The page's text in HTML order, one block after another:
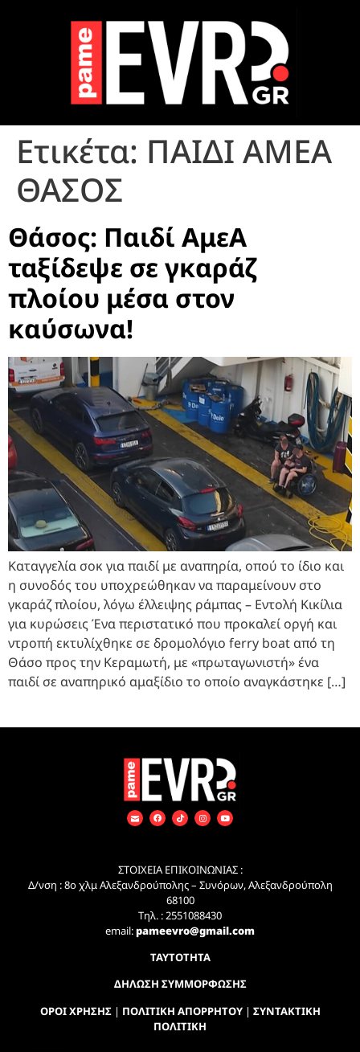
Ετικέτα: ΠΑΙΔΙ ΑΜΕΑ
ΘΑΣΟΣ
Θάσος: Παιδί ΑμεΑ
ταξίδεψε σε γκαράζ
πλοίου μέσα στον
καύσωνα!
Καταγγελία σοκ για παιδί με αναπηρία, οπού το ίδιο και
η συνοδός του υποχρεώθηκαν να παραμείνουν στο
γκαράζ πλοίου, λόγω έλλειψης ράμπας – Εντολή Κικίλια
για κυρώσεις Ένα περιστατικό που προκαλεί οργή και
ντροπή εκτυλίχθηκε σε δρομολόγιο ferry boat από τη
Θάσο προς την Κεραμωτή, με «πρωταγωνιστή» ένα
παιδί σε αναπηρικό αμαξίδιο το οποίο αναγκάστηκε […]
ΣΤΟΙΧΕΙΑ ΕΠΙΚΟΙΝΩΝΙΑΣ :
Δ/νση : 8ο χλμ Αλεξανδρούπολης – Συνόρων, Αλεξανδρούπολη
68100
Τηλ. : 2551088430
email:pameevro@gmail.com
ΤΑΥΤΟΤΗΤΑ
ΔΗΛΩΣΗ ΣΥΜΜΟΡΦΩΣΗΣ
ΟΡΟΙ ΧΡΗΣΗΣ| ΠΟΛΙΤΙΚΗ ΑΠΟΡΡΗΤΟΥ| ΣΥΝΤΑΚΤΙΚΗ
ΠΟΛΙΤΙΚΗ